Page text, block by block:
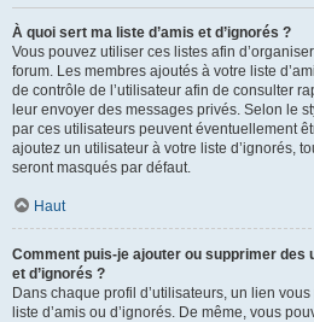
À quoi sert ma liste d’amis et d’ignorés ?
Vous pouvez utiliser ces listes afin
forum. Les membres ajoutés à votre liste
de contrôle de l’utilisateur afin de consulter
leur envoyer des messages privés. Selon le
par ces utilisateurs peuvent éventuellement
ajoutez un utilisateur à votre liste d’ignorés,
seront masqués par défaut.
Haut
Comment puis-je ajouter ou supprimer des
et d’ignorés ?
Dans chaque profil d’utilisateurs, un lien
liste d’amis ou d’ignorés. De même, vous